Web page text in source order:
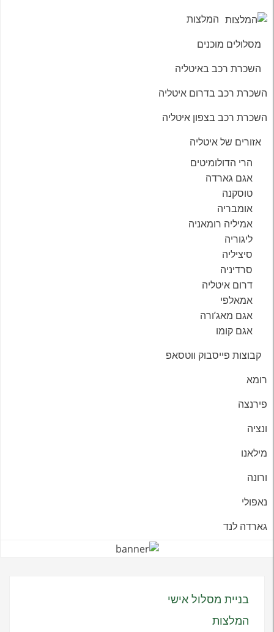
המלצות
מסלולים מוכנים
השכרת רכב באיטליה
השכרת רכב בדרום איטליה
השכרת רכב בצפון איטליה
אזורים של איטליה
הרי הדולומיטים
אגם גארדה
טוסקנה
אומבריה
אמיליה רומאניה
ליגוריה
סיציליה
סרדיניה
דרום איטליה
אמאלפי
אגם מאג’ורה
אגם קומו
קבוצות פייסבוק ווטסאפ
רומא
פירנצה
ונציה
מילאנו
ורונה
נאפולי
גארדה לנד
בניית מסלול אישי
המלצות